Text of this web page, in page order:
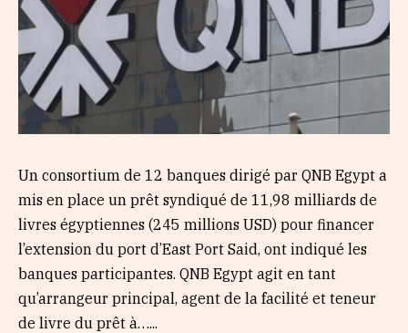
Un consortium de 12 banques dirigé par QNB Egypt a
mis en place un prêt syndiqué de 11,98 milliards de
livres égyptiennes (245 millions USD) pour financer
l’extension du port d’East Port Said, ont indiqué les
banques participantes. QNB Egypt agit en tant
qu’arrangeur principal, agent de la facilité et teneur
de livre du prêt à…...